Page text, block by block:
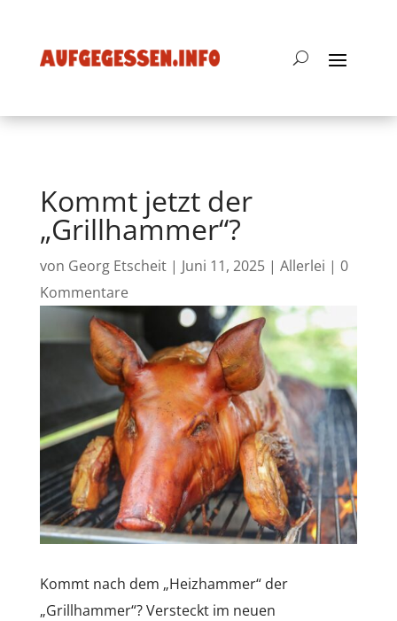
Kommt jetzt der
„Grillhammer“?
von Georg Etscheit| Juni 11, 2025| Allerlei | 0
Kommentare
Kommt nach dem „Heizhammer“ der
„Grillhammer“? Versteckt im neuen